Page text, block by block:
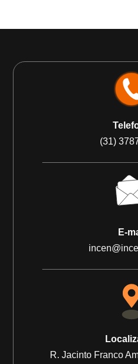
(31)
E-
R. Jacinto Franco